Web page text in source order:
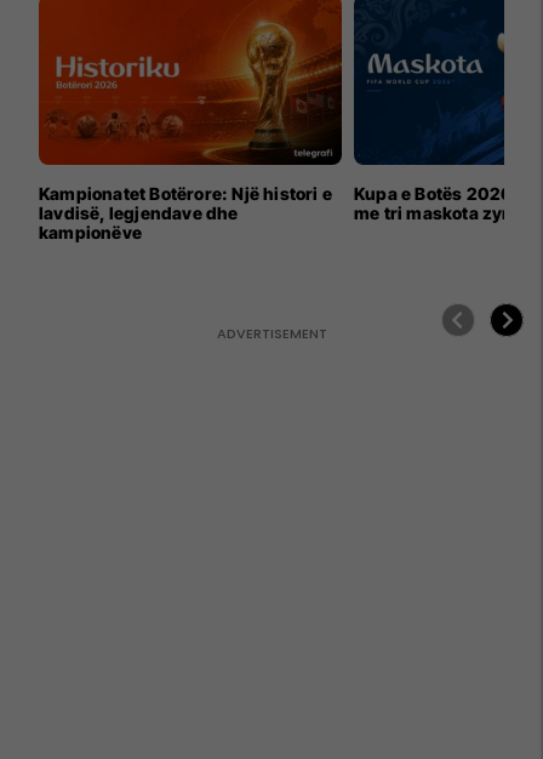
Kampionatet Botërore: Një histori e
lavdisë, legjendave dhe
kampionëve
Kupa e Botës 2026
me tri maskota zyrtare